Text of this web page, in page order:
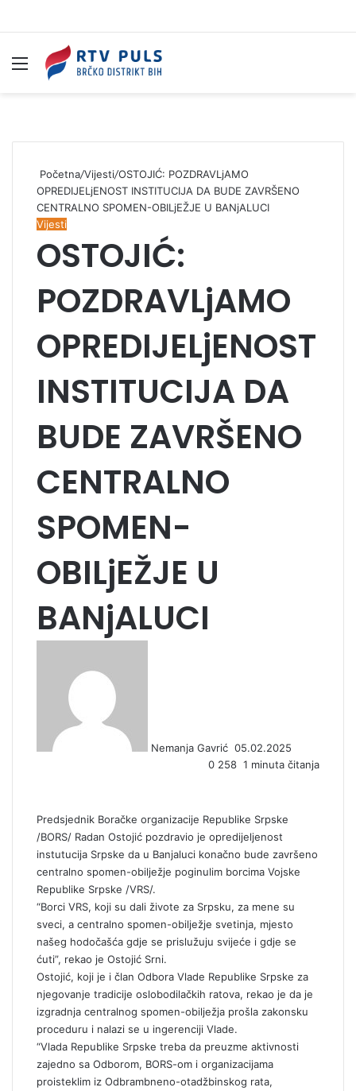
Izbornik
Početna/Vijesti/OSTOJIĆ: POZDRAVLjAMO
OPREDIJELjENOST INSTITUCIJA DA BUDE ZAVRŠENO
CENTRALNO SPOMEN-OBILjEŽJE U BANjALUCI
Vijesti
OSTOJIĆ:
POZDRAVLjAMO
OPREDIJELjENOST
INSTITUCIJA DA
BUDE ZAVRŠENO
CENTRALNO
SPOMEN-
OBILjEŽJE U
BANjALUCI
Nemanja Gavrić e
m
l
05.02.2025
0 258 1 minuta čitanja
Predsjednik Boračke organizacije Republike Srpske
/BORS/ Radan Ostojić pozdravio je opredijeljenost
instutucija Srpske da u Banjaluci konačno bude završeno
centralno spomen-obilježje poginulim borcima Vojske
Republike Srpske /VRS/.
“Borci VRS, koji su dali živote za Srpsku, za mene su
sveci, a centralno spomen-obilježje svetinja, mjesto
našeg hodočašća gdje se prislužuju svijeće i gdje se
ćuti”, rekao je Ostojić Srni.
Ostojić, koji je i član Odbora Vlade Republike Srpske za
njegovanje tradicije oslobodilačkih ratova, rekao je da je
izgradnja centralnog spomen-obilježja prošla zakonsku
proceduru i nalazi se u ingerenciji Vlade.
“Vlada Republike Srpske treba da preuzme aktivnosti
zajedno sa Odborom, BORS-om i organizacijama
proisteklim iz Odbrambneno-otadžbinskog rata,